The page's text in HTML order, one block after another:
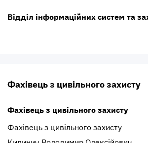
Відділ інформаційних систем та
Фахівець з цивільного захисту
Фахівець з цивільного захисту
Фахівець з цивільного захисту